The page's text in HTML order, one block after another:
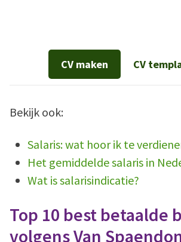
CV maken CV
Bekijk ook:
Salaris: wat hoor ik te
Het gemiddelde salaris in
Wat is salarisindicatie?
Top 10 best betaalde
volgens Van